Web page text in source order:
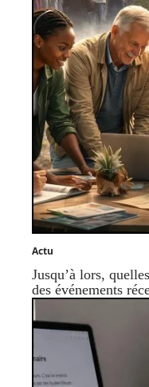
Actu
Jusqu’à lors,
des événements